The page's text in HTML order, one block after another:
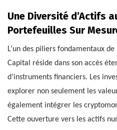
Une Diversité d’Actifs
Portefeuilles Sur
L’un des piliers fondamentaux
Capital réside dans son accès
d’instruments financiers. Les
explorer non seulement les
également intégrer les
Cette ouverture vers les actifs